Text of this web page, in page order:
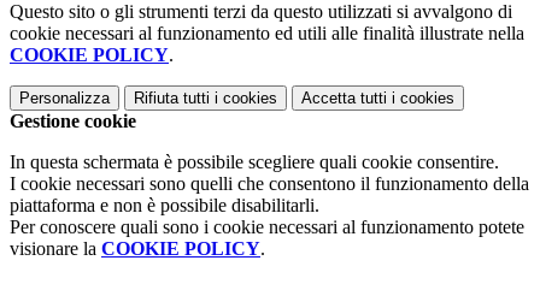
Questo sito o gli strumenti terzi da questo utilizzati si avvalgono di
cookie necessari al funzionamento ed utili alle finalità illustrate nella
COOKIE POLICY.
Personalizza Rifiuta tutti i cookies Accetta tutti i cookies
Gestione cookie
In questa schermata è possibile scegliere quali cookie consentire.
I cookie necessari sono quelli che consentono il funzionamento della
piattaforma e non è possibile disabilitarli.
Per conoscere quali sono i cookie necessari al funzionamento potete
visionare la COOKIE POLICY.